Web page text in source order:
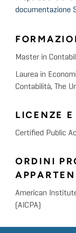
documentazione
Master in
Laurea in
Contabilità, The
LICENZE
Certified Public
ORDINI
American
(AICPA)